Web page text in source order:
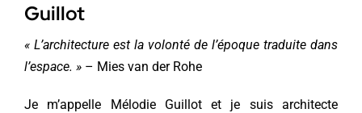
Guillot
« L’architecture est la volonté de l’époque traduite dans
l’espace. »– Mies van der Rohe
Je m’appelle Mélodie Guillot et je suis architecte